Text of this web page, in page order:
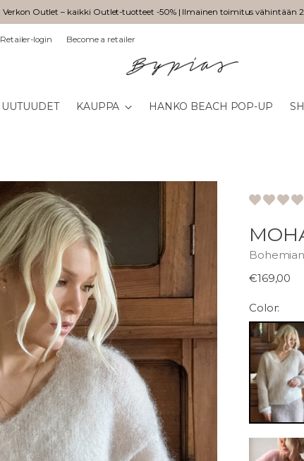
Verkon Outlet – kaikki Outlet-tuotteet -50% | Ilmainen toimitus vähintään
Retailer-login Become a retailer
UUTUUDET KAUPPA HANKO BEACH POP-UP
Normaali
€169,00
Color: